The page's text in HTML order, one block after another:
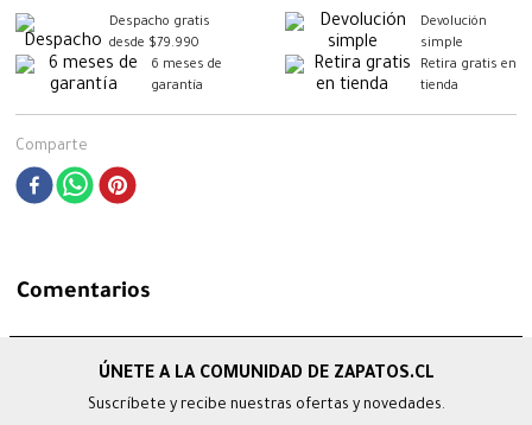
Despacho gratis
desde $79.990
Devolución
simple
6 meses de
garantía
Retira gratis en
tienda
Comparte
Comentarios
Suscríbete y recibe nuestras ofertas y novedades.